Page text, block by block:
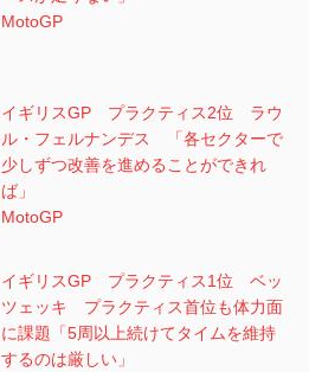
MotoGP
イギリスGP プラクティス2位 ラウ
ル・フェルナンデス 「各セクターで
少しずつ改善を進めることができれ
ば」
MotoGP
イギリスGP プラクティス1位 ベッ
ツェッキ プラクティス首位も体力面
に課題「5周以上続けてタイムを維持
するのは厳しい」